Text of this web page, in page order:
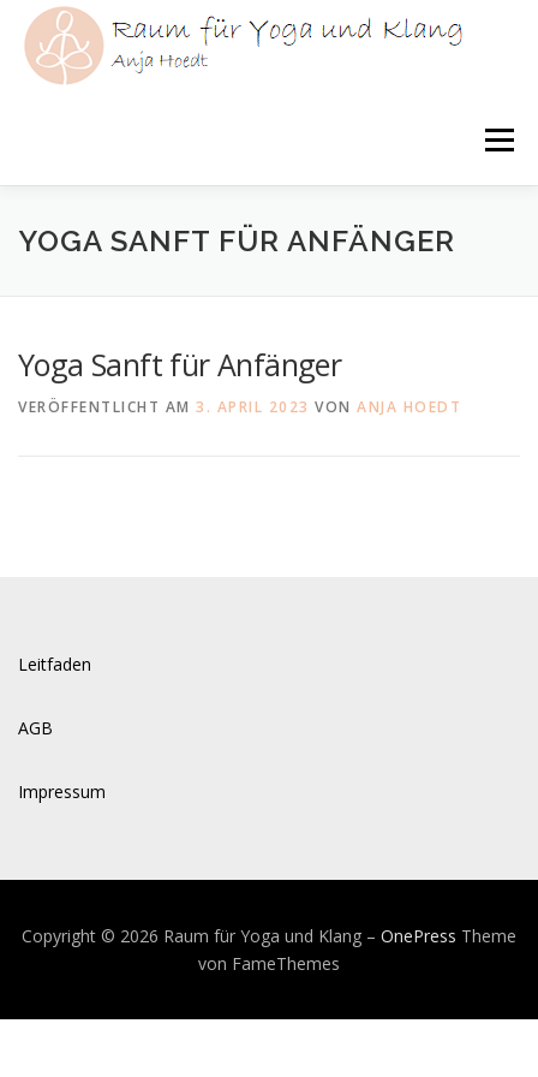
Inhalt
springen
Menü
HOME YOGA KLANG YOGATHERAPIE
YOGA SANFT FÜR ANFÄNGER
Yoga Sanft für Anfänger
VERÖFFENTLICHT AM 3. APRIL 2023 VON ANJA HOEDT
Leitfaden
AGB
Impressum
Copyright © 2026 Raum für Yoga und Klang – OnePress Theme
von FameThemes